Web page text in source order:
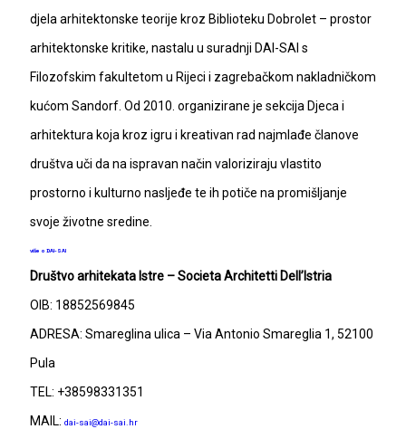
djela arhitektonske teorije kroz Biblioteku Dobrolet – prostor
arhitektonske kritike, nastalu u suradnji DAI-SAI s
Filozofskim fakultetom u Rijeci i zagrebačkom nakladničkom
kućom Sandorf. Od 2010. organizirane je sekcija Djeca i
arhitektura koja kroz igru i kreativan rad najmlađe članove
društva uči da na ispravan način valoriziraju vlastito
prostorno i kulturno nasljeđe te ih potiče na promišljanje
svoje životne sredine.
više o DAI-SAI
Društvo arhitekata Istre – Societa Architetti Dell’Istria
OIB: 18852569845
ADRESA: Smareglina ulica – Via Antonio Smareglia 1, 52100
Pula
TEL: +38598331351
MAIL: dai-sai@dai-sai.hr